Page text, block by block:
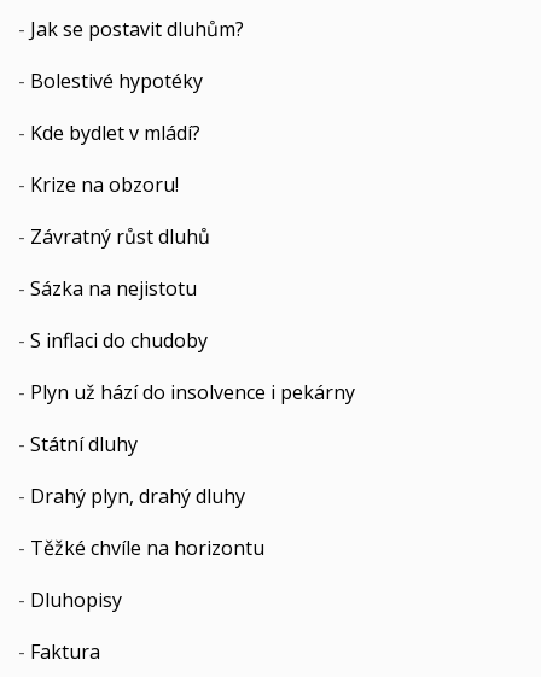
- Jak se postavit dluhům?
- Bolestivé hypotéky
- Kde bydlet v mládí?
- Krize na obzoru!
- Závratný růst dluhů
- Sázka na nejistotu
- S inflaci do chudoby
- Plyn už hází do insolvence i pekárny
- Státní dluhy
- Drahý plyn, drahý dluhy
- Těžké chvíle na horizontu
- Dluhopisy
- Faktura